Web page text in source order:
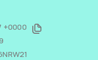
+0000